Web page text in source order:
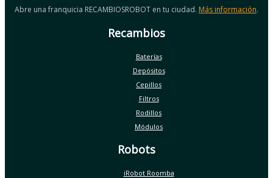
Abre una franquicia RECAMBIOSROBOT en tu ciudad. Más información.
Recambios
Baterías
Depósitos
Cepillos
Filtros
Rodillos
Módulos
Robots
iRobot Roomba